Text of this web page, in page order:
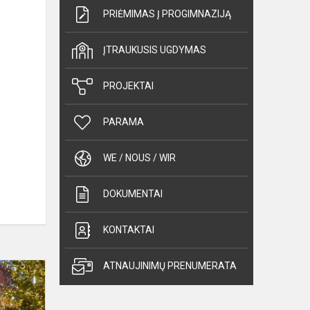
7o
klasės
kelionė
PRIĖMIMAS Į PROGIMNAZIJĄ
ĮTRAUKUSIS UGDYMAS
PROJEKTAI
PARAMA
WE / NOUS / WIR
DOKUMENTAI
KONTAKTAI
ATNAUJINIMŲ PRENUMERATA